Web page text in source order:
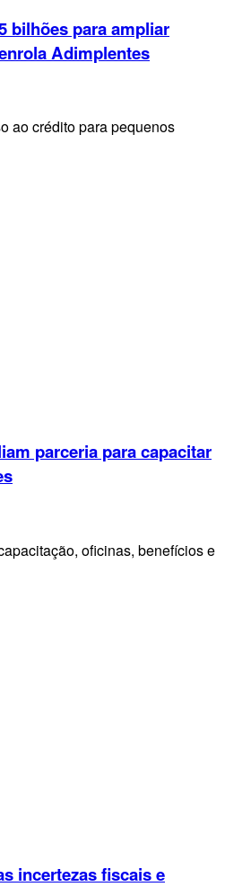
bilhões para ampliar
Adimplentes
ao crédito para pequenos
parceria para capacitar
oficinas, benefícios e
incertezas fiscais e